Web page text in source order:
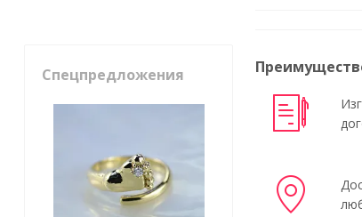
Спецпредложения